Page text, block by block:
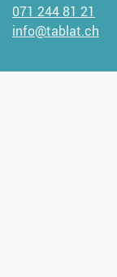
071 244 81 21
info@tablat.ch